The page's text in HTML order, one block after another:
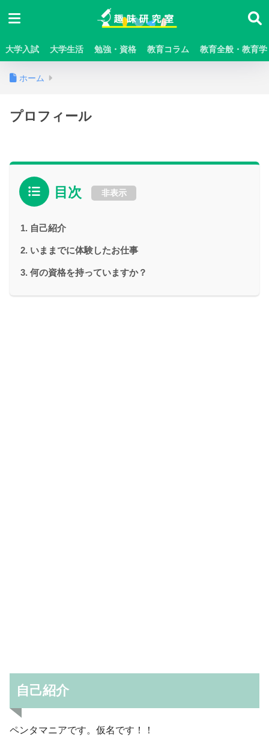
大学入試 大学生活 勉強・資格 教育コラム 教育全般・教育学
ホーム
プロフィール
目次 非表示
自己紹介
いままでに体験したお仕事
何の資格を持っていますか？
自己紹介
ペンタマニアです。仮名です！！